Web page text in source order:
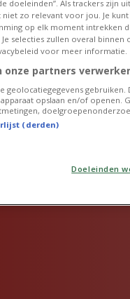
Primark les plus
doeleinden”. Als trackers zijn
niet zo relevant voor jou. Je
op elk moment intrekken
Je selecties zullen overal
voor meer informatie.
onze partners
geolocatiegegevens
opslaan en/of openen.
(derden)
Doeleinden